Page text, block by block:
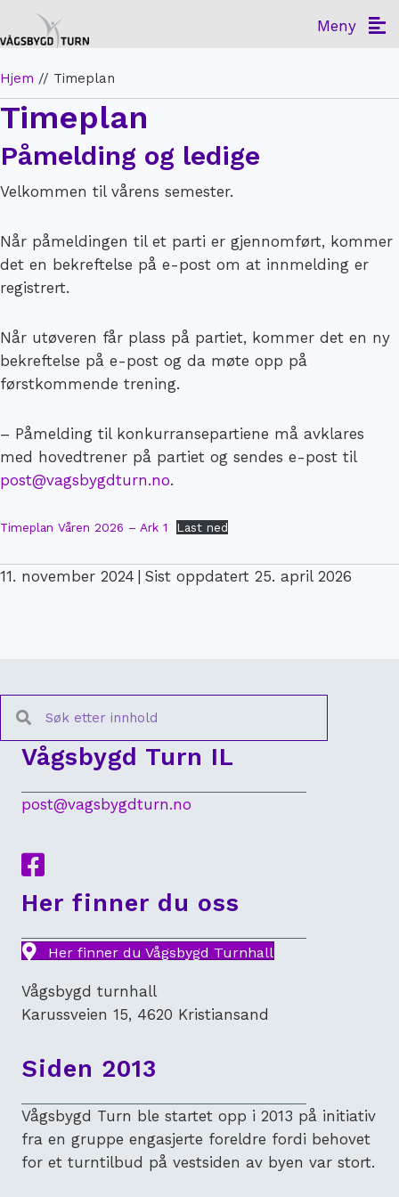
Meny
Hjem // Timeplan
Timeplan
Påmelding og ledige
Velkommen til vårens semester.
Når påmeldingen til et parti er gjennomført, kommer
det en bekreftelse på e-post om at innmelding er
registrert.
Når utøveren får plass på partiet, kommer det en ny
bekreftelse på e-post og da møte opp på
førstkommende trening.
– Påmelding til konkurransepartiene må avklares
med hovedtrener på partiet og sendes e-post til
post@vagsbygdturn.no.
Timeplan Våren 2026 – Ark 1 Last ned
11. november 2024 | Sist oppdatert 25. april 2026
Vågsbygd Turn IL
post@vagsbygdturn.no
Lenke til Facebook
Her finner du oss
Her finner du Vågsbygd Turnhall
Vågsbygd turnhall
Karussveien 15, 4620 Kristiansand
Siden 2013
Vågsbygd Turn ble startet opp i 2013 på initiativ
fra en gruppe engasjerte foreldre fordi behovet
for et turntilbud på vestsiden av byen var stort.